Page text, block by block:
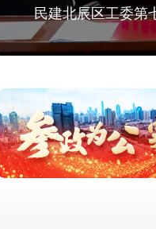
民建市直属工委第